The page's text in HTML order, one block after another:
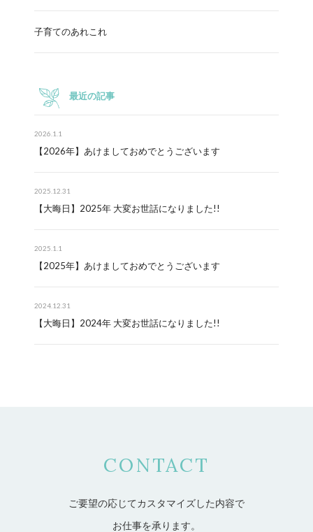
子育てのあれこれ
最近の記事
2026.1.1
【2026年】あけましておめでとうございます
2025.12.31
【大晦日】2025年 大変お世話になりました!!
2025.1.1
【2025年】あけましておめでとうございます
2024.12.31
【大晦日】2024年 大変お世話になりました!!
CONTACT
ご要望の応じてカスタマイズした内容で
お仕事を承ります。